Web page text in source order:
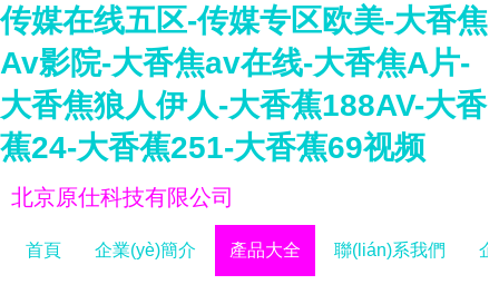
传媒在线五区-传媒专区欧美-大香焦
Av影院-大香焦av在线-大香焦A片-
大香焦狼人伊人-大香蕉188AV-大香
蕉24-大香蕉251-大香蕉69视频
北京原仕科技有限公司
首頁 企業(yè)簡介 產品大全 聯(lián)系我們